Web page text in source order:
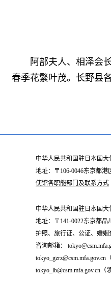
阿部夫人、相泽会
春季花繁叶茂。长野县
中华人民共和国驻日本国大
地址：〒106-0046东京都港
使馆各职能部门及联系方式
中华人民共和国驻日本国大
地址：〒141-0022东京都品
护照、旅行证、公证、婚姻
咨询邮箱：
tokyo_gzrz@csm.mfa.gov.cn
tokyo_lb@csm.mfa.gov.cn（